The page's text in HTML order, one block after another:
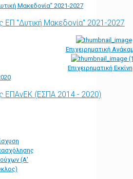
Μακεδονία” 2021-2027
ΕΠ "Δυτική Μακεδονία" 2021-2027
Επιχειρηματική
Επιχειρηματική
ΕΠΑνΕΚ (ΕΣΠΑ 2014 - 2020)
(Α'